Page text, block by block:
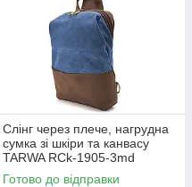
Слінг через плече, нагрудна
сумка зі шкіри та канвасу
TARWA RCk-1905-3md
Готово до відправки